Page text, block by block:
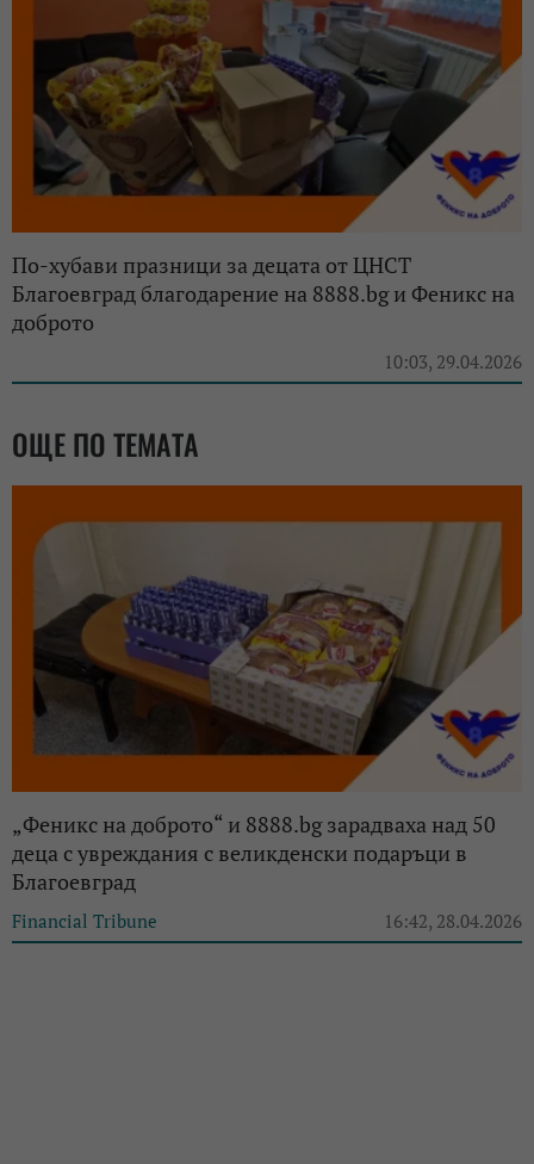
По-хубави празници за децата от ЦНСТ
Благоевград благодарение на 8888.bg и Феникс на
доброто
10:03, 29.04.2026
ОЩЕ ПО ТЕМАТА
„Феникс на доброто“ и 8888.bg зарадваха над 50
деца с увреждания с великденски подаръци в
Благоевград
Financial Tribune 16:42, 28.04.2026